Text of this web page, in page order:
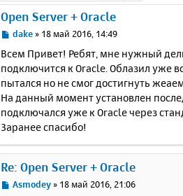
Open Server + Oracle
С
о
б
щ
е
н
и
е
dake » 18 май 2016, 14:49
Всем Привет! Ребят, мне нужный
подключится к Oracle. Облазил уже
пытался но не смог достигнуть
На данный момент установлен
подключался уже к Oracle через
Заранее спасибо!
Re: Open Server + Oracle
СAsmodey » 18 май 2016, 21:06